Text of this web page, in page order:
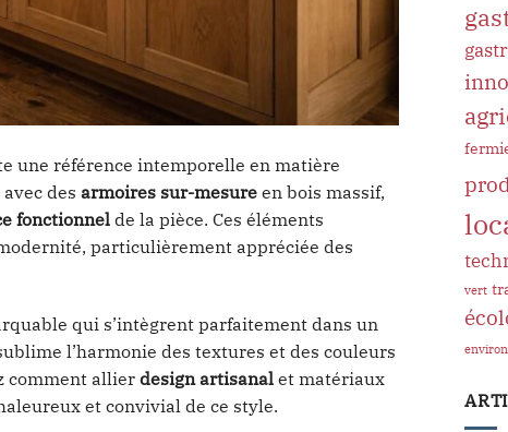
une référence intemporelle en matière
des armoires sur-mesure en bois massif,
fonctionnelde la pièce. Ces éléments
particulièrement appréciée des
qui s’intègrent parfaitement dans un
l’harmonie des textures et des couleurs
comment allier design artisanal et matériaux
et convivial de ce style.
vert